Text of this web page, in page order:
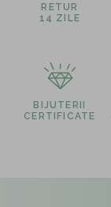
RETUR
14 ZILE
BIJUTERII
CERTIFICATE